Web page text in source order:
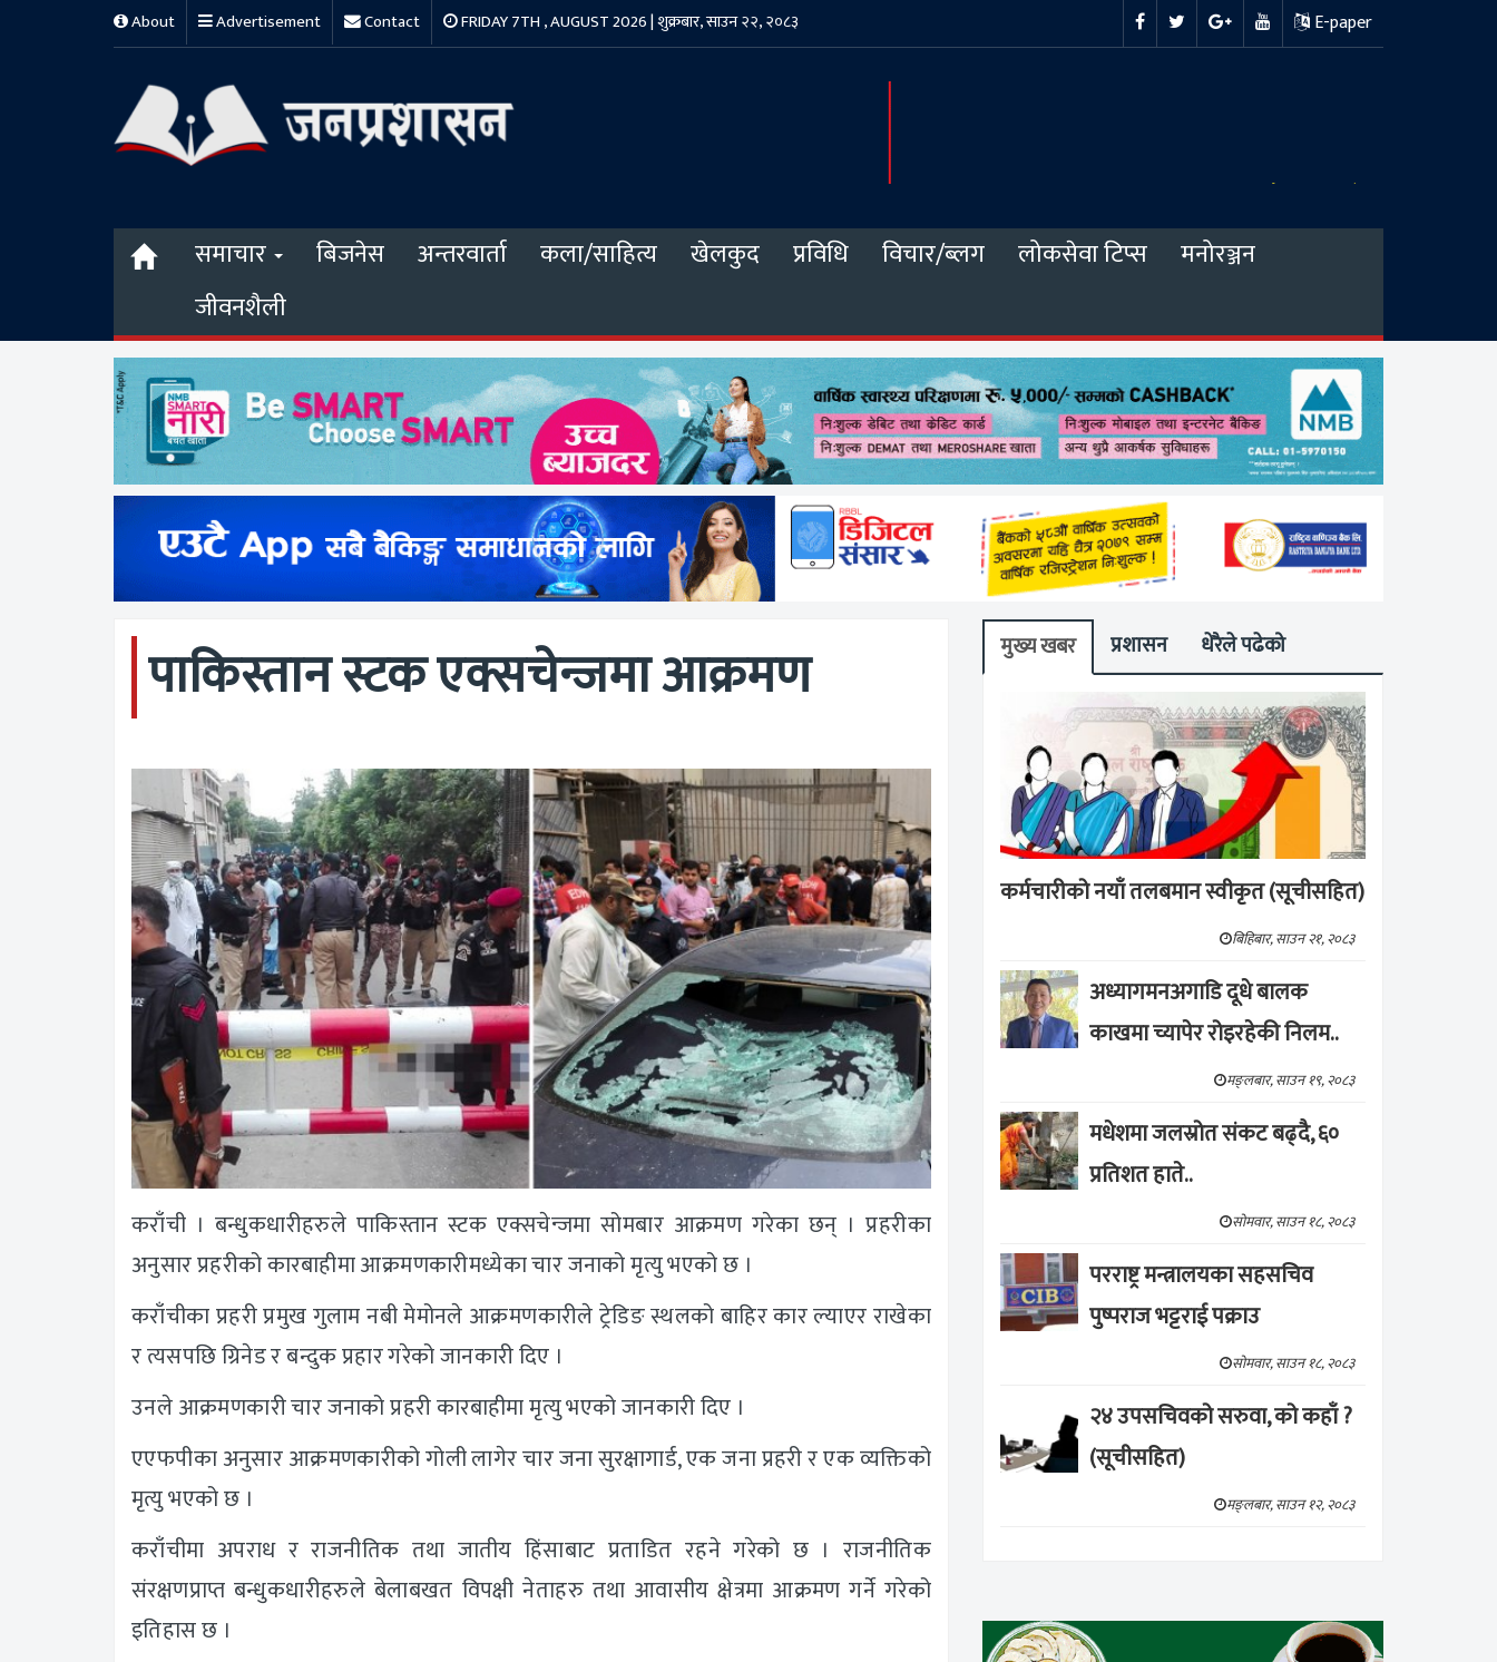
About Advertisement Contact FRIDAY 7TH , AUGUST 2026 | शुक्रबार, साउन २२, २०८३ E-paper
समाचार बिजनेस अन्तरवार्ता कला/साहित्य खेलकुद प्रविधि विचार/ब्लग लोकसेवा टिप्स
मनोरञ्जन
जीवनशैली
पाकिस्तान स्टक एक्सचेन्जमा आक्रमण
कराँची । बन्धुकधारीहरुले पाकिस्तान स्टक एक्सचेन्जमा सोमबार आक्रमण गरेका छन् । प्रहरीका
अनुसार प्रहरीको कारबाहीमा आक्रमणकारीमध्येका चार जनाको मृत्यु भएको छ ।
कराँचीका प्रहरी प्रमुख गुलाम नबी मेमोनले आक्रमणकारीले ट्रेडिङ स्थलको बाहिर कार ल्याएर राखेका
र त्यसपछि ग्रिनेड र बन्दुक प्रहार गरेको जानकारी दिए ।
उनले आक्रमणकारी चार जनाको प्रहरी कारबाहीमा मृत्यु भएको जानकारी दिए ।
एएफपीका अनुसार आक्रमणकारीको गोली लागेर चार जना सुरक्षागार्ड, एक जना प्रहरी र एक व्यक्तिको
मृत्यु भएको छ ।
कराँचीमा अपराध र राजनीतिक तथा जातीय हिंसाबाट प्रताडित रहने गरेको छ । राजनीतिक
संरक्षणप्राप्त बन्धुकधारीहरुले बेलाबखत विपक्षी नेताहरु तथा आवासीय क्षेत्रमा आक्रमण गर्ने गरेको
इतिहास छ ।
मुख्य खबर प्रशासन धेरैले पढेको
कर्मचारीको नयाँ तलबमान स्वीकृत (सूचीसहित)
बिहिबार, साउन २१, २०८३
अध्यागमनअगाडि दूधे बालक
काखमा च्यापेर रोइरहेकी निलम..
मङ्लबार, साउन १९, २०८३
मधेशमा जलस्रोत संकट बढ्दै, ६०
प्रतिशत हाते..
सोमवार, साउन १८, २०८३
परराष्ट्र मन्त्रालयका सहसचिव
पुष्पराज भट्टराई पक्राउ
सोमवार, साउन १८, २०८३
२४ उपसचिवको सरुवा, को कहाँ ?
(सूचीसहित)
मङ्लबार, साउन १२, २०८३